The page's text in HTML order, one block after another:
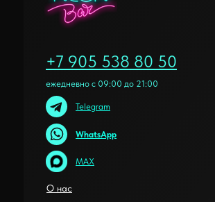
+7 905 538 80 50
ежедневно с 09:00 до 21:00
О нас
Telegram
WhatsApp
MAX